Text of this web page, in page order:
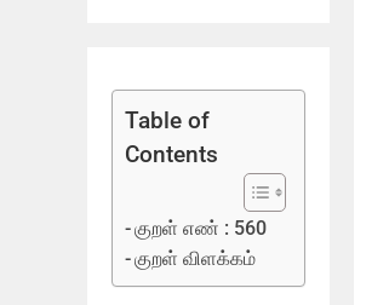
Table of
Contents
குறள் எண் : 560
குறள் விளக்கம்